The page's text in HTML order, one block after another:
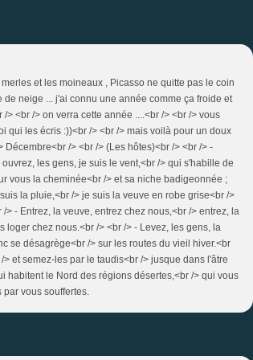
et les moineaux , Picasso ne quitte pas le coin
neige ... j'ai connu une année comme ça froide et
<br /> on verra cette année ....<br /> <br /> vous
qui les écris :))<br /> <br /> mais voilà pour un doux
/> <br /> (Les hôtes)<br /> <br /> -
les gens, je suis le vent,<br /> qui s'habille de
vous la cheminée<br /> et sa niche badigeonnée ;
la pluie,<br /> je suis la veuve en robe grise<br />
- Entrez, la veuve, entrez chez nous,<br /> entrez, la
chez nous.<br /> <br /> - Levez, les gens, la
se désagrège<br /> sur les routes du vieil hiver.<br
et semez-les par le taudis<br /> jusque dans l'âtre
habitent le Nord des régions désertes,<br /> qui vous
vous souffertes.